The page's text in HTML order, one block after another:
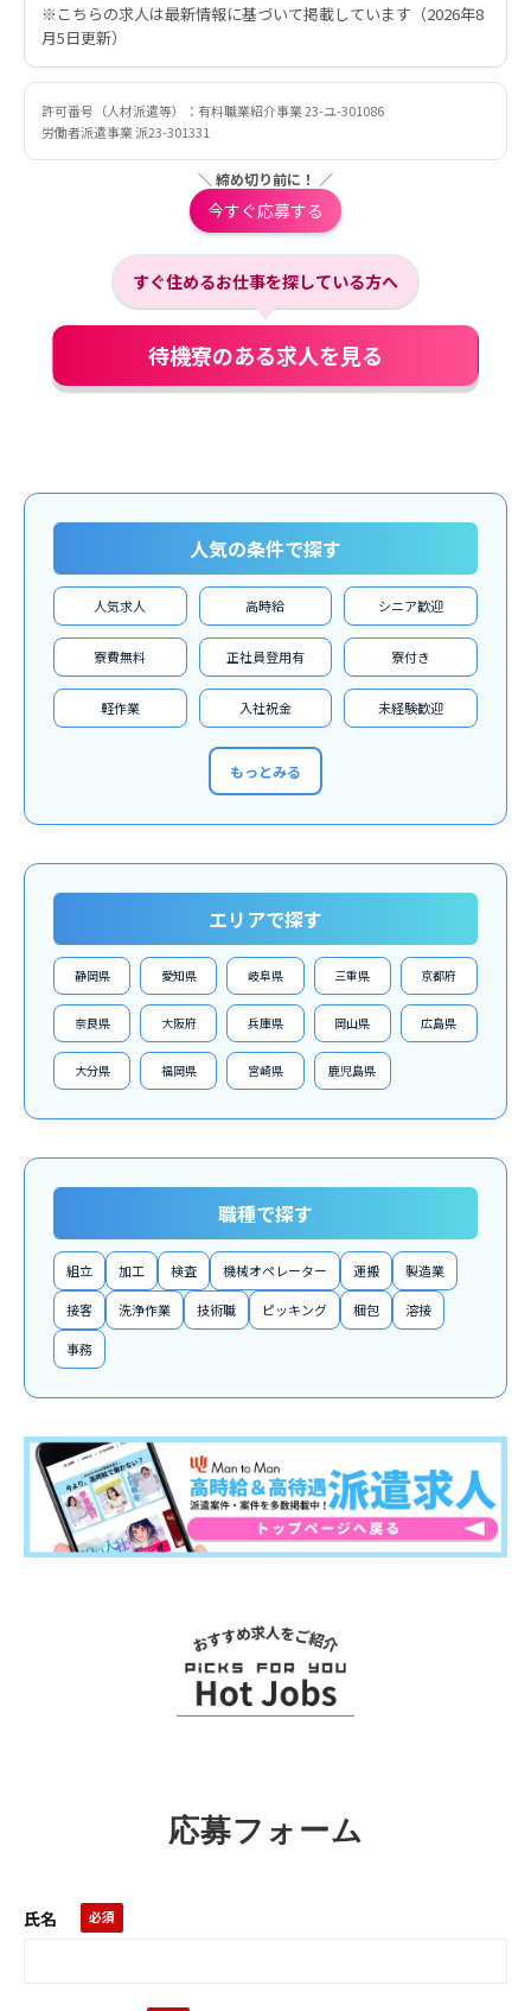
※こちらの求人は最新情報に基づいて掲載しています（2026年8
月5日更新）
許可番号（人材派遣等）：有料職業紹介事業 23-ユ-301086
労働者派遣事業 派23-301331
＼ 締め切り前に！ ／
今すぐ応募する
すぐ住めるお仕事を探している方へ
待機寮のある求人を見る
人気の条件で探す
人気求人 高時給 シニア歓迎
寮費無料 正社員登用有 寮付き
軽作業 入社祝金 未経験歓迎
もっとみる
エリアで探す
静岡県 愛知県 岐阜県 三重県 京都府
奈良県 大阪府 兵庫県 岡山県 広島県
大分県 福岡県 宮崎県 鹿児島県
職種で探す
組立 加工 検査 機械オペレーター 運搬 製造業
接客 洗浄作業 技術職 ピッキング 梱包 溶接
事務
応募フォーム
氏名